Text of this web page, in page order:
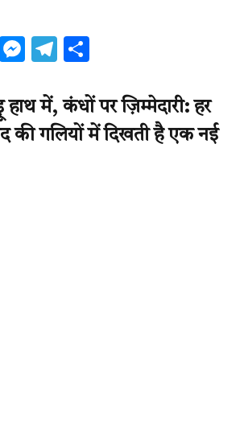
WhatsApp
Messenger
Telegram
में, कंधों पर ज़िम्मेदारी: हर
की गलियों में दिखती है एक नई